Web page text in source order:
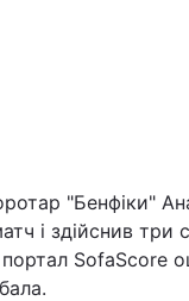
"Бенфіки"
і здійснив три
SofaScore